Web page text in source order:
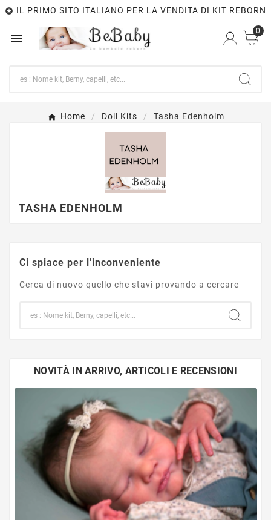
 IL PRIMO SITO ITALIANO PER LA VENDITA DI KIT REBORN

0
Home Doll Kits Tasha Edenholm
TASHA EDENHOLM
Ci spiace per l'inconveniente
Cerca di nuovo quello che stavi provando a cercare
NOVITÀ IN ARRIVO, ARTICOLI E RECENSIONI